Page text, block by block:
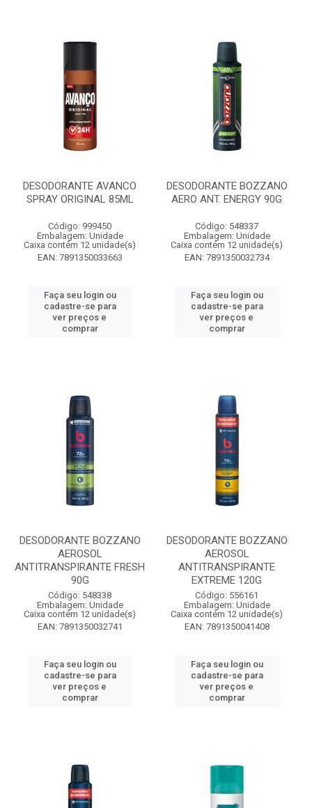
DESODORANTE AVANCO
SPRAY ORIGINAL 85ML
Código: 999450
Embalagem: Unidade
Caixa contém 12 unidade(s)
EAN: 7891350033663
Faça seu login ou
cadastre-se para
ver preços e
comprar
DESODORANTE BOZZANO
AERO ANT. ENERGY 90G
Código: 548337
Embalagem: Unidade
Caixa contém 12 unidade(s)
EAN: 7891350032734
Faça seu login ou
cadastre-se para
ver preços e
comprar
DESODORANTE BOZZANO
AEROSOL
ANTITRANSPIRANTE FRESH
90G
Código: 548338
Embalagem: Unidade
Caixa contém 12 unidade(s)
EAN: 7891350032741
Faça seu login ou
cadastre-se para
ver preços e
comprar
DESODORANTE BOZZANO
AEROSOL
ANTITRANSPIRANTE
EXTREME 120G
Código: 556161
Embalagem: Unidade
Caixa contém 12 unidade(s)
EAN: 7891350041408
Faça seu login ou
cadastre-se para
ver preços e
comprar